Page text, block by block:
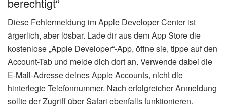
Diese Fehlermeldung im Apple Developer Center ist
ärgerlich, aber lösbar. Lade dir aus dem App Store die
kostenlose „Apple Developer“-App, öffne sie, tippe auf den
Account-Tab und melde dich dort an. Verwende dabei die
E-Mail-Adresse deines Apple Accounts, nicht die
hinterlegte Telefonnummer. Nach erfolgreicher Anmeldung
sollte der Zugriff über Safari ebenfalls funktionieren.